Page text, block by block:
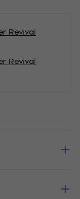
Revival
Revival